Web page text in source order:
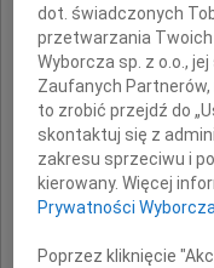
dot. świadczonych
przetwarzania
Wyborcza sp. z o.o.,
Zaufanych
to zrobić przejdź do
skontaktuj się z
zakresu sprzeciwu i
kierowany. Więcej
Prywatności
Poprzez kliknięcie